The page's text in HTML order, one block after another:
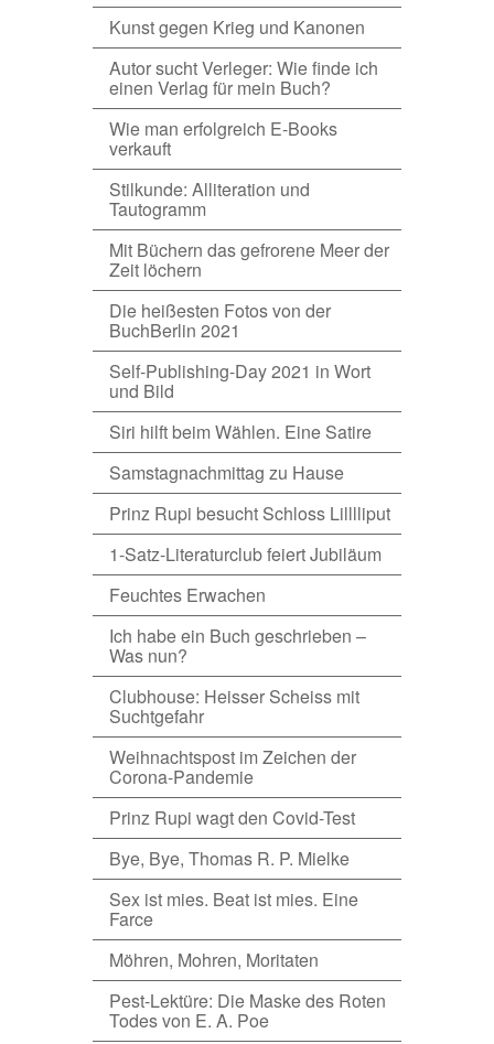
Kunst gegen Krieg und Kanonen
Autor sucht Verleger: Wie finde ich
einen Verlag für mein Buch?
Wie man erfolgreich E-Books
verkauft
Stilkunde: Alliteration und
Tautogramm
Mit Büchern das gefrorene Meer der
Zeit löchern
Die heißesten Fotos von der
BuchBerlin 2021
Self-Publishing-Day 2021 in Wort
und Bild
Siri hilft beim Wählen. Eine Satire
Samstagnachmittag zu Hause
Prinz Rupi besucht Schloss Lilllliput
1-Satz-Literaturclub feiert Jubiläum
Feuchtes Erwachen
Ich habe ein Buch geschrieben –
Was nun?
Clubhouse: Heisser Scheiss mit
Suchtgefahr
Weihnachtspost im Zeichen der
Corona-Pandemie
Prinz Rupi wagt den Covid-Test
Bye, Bye, Thomas R. P. Mielke
Sex ist mies. Beat ist mies. Eine
Farce
Möhren, Mohren, Moritaten
Pest-Lektüre: Die Maske des Roten
Todes von E. A. Poe